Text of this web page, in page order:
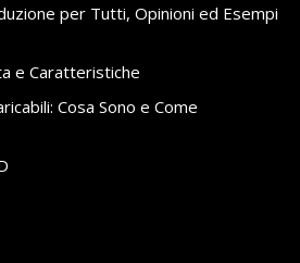
per Tutti, Opinioni ed Esempi
e Caratteristiche
Cosa Sono e Come